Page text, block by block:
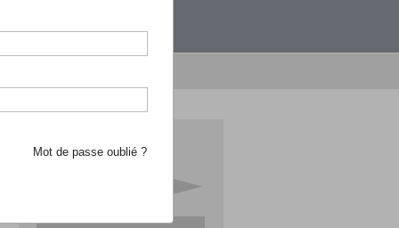
recherche d'école
Mot de passe oublié ?